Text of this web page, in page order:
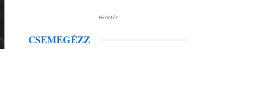
Hirdetés
CSEMEGÉZZ